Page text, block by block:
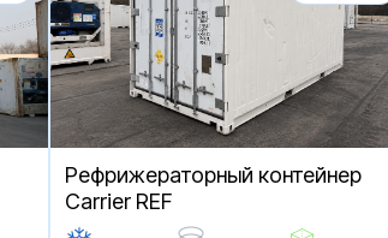
Рефрижераторный контейнер
Carrier REF